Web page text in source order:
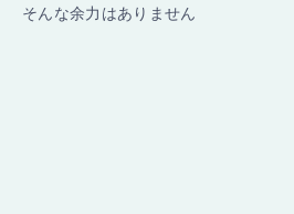
そんな余力はありません